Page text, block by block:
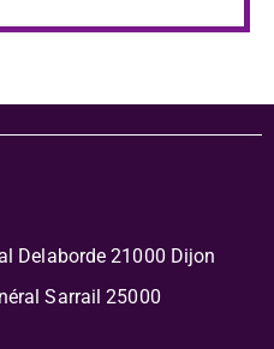
Delaborde 21000 Dijon
Sarrail 25000